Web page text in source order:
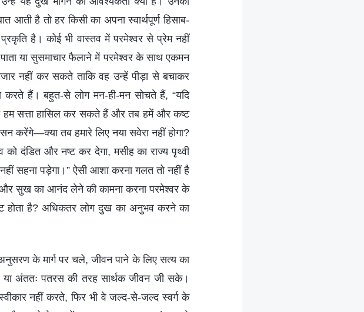
है तो हर किसी का अपना स्‍वार्थपूर्ण हिसाब-
है। कोई भी वास्तव में परमेश्वर से प्रेम नहीं
पाता या सुसमाचार फैलाने में परमेश्वर के साथ एकमन
नहीं कर सकते ताकि वह उन्हें पीड़ा से बचाकर
हैं। बहुत-से लोग मन-ही-मन सोचते हैं, “यदि
हम सत्ता हासिल कर सकते हैं और तब हमें और कष्ट
करेंगे—क्‍या तब हमारे लिए नया सवेरा नहीं होगा?
दंडित और नष्ट कर देगा, मसीह का राज्य पृथ्वी
सहना पड़ेगा।” ऐसी आशा करना गलत तो नहीं है
और सुख का आनंद लेने की कामना करना परमेश्वर के
होता है? अधिकतर लोग दुख का अनुभव करने का
के मार्ग पर चले, जीवन पाने के लिए सत्य का
या अंततः पतरस की तरह सार्थक जीवन जी सके।
नहीं करते, फिर भी वे जल्द-से-जल्द स्वर्ग के